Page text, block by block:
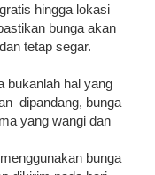
hingga lokasi
bunga akan
tetap segar.
bukanlah hal yang
dipandang, bunga
yang wangi dan
bunga